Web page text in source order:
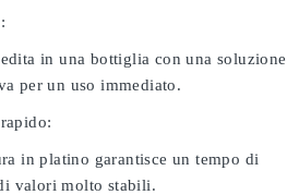
in una bottiglia con una soluzione
per un uso immediato.
in platino garantisce un tempo di
valori molto stabili.